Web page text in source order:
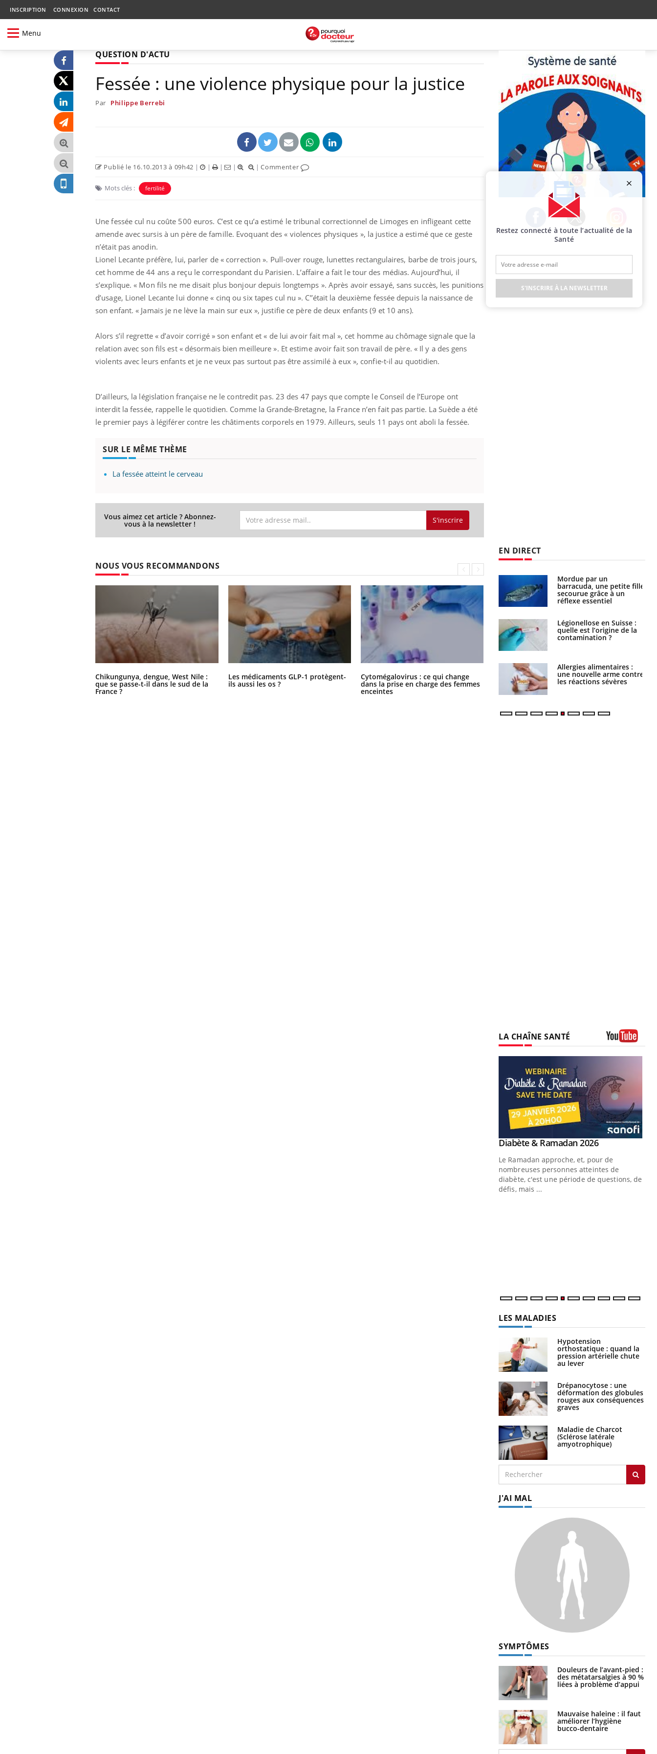
INSCRIPTION CONNEXION CONTACT
Menu
QUESTION D'ACTU
Fessée : une violence physique pour la justice
Par Philippe Berrebi
Publié le 16.10.2013 à 09h42 | | | | |Commenter
Mots clés : fertilité
Une fessée cul nu coûte 500 euros. C’est ce qu’a estimé le tribunal correctionnel de Limoges en infligeant cette
amende avec sursis à un père de famille. Evoquant des « violences physiques », la justice a estimé que ce geste
n’était pas anodin.
Lionel Lecante préfère, lui, parler de « correction ». Pull-over rouge, lunettes rectangulaires, barbe de trois jours,
cet homme de 44 ans a reçu le correspondant du Parisien. L’affaire a fait le tour des médias. Aujourd’hui, il
s’explique. « Mon fils ne me disait plus bonjour depuis longtemps ». Après avoir essayé, sans succès, les punitions
d’usage, Lionel Lecante lui donne « cinq ou six tapes cul nu ». C’’était la deuxième fessée depuis la naissance de
son enfant. « Jamais je ne lève la main sur eux », justifie ce père de deux enfants (9 et 10 ans).
Alors s’il regrette « d’avoir corrigé » son enfant et « de lui avoir fait mal », cet homme au chômage signale que la
relation avec son fils est « désormais bien meilleure ». Et estime avoir fait son travail de père. « Il y a des gens
violents avec leurs enfants et je ne veux pas surtout pas être assimilé à eux », confie-t-il au quotidien.
D’ailleurs, la législation française ne le contredit pas. 23 des 47 pays que compte le Conseil de l’Europe ont
interdit la fessée, rappelle le quotidien. Comme la Grande-Bretagne, la France n’en fait pas partie. La Suède a été
le premier pays à légiférer contre les châtiments corporels en 1979. Ailleurs, seuls 11 pays ont aboli la fessée.
SUR LE MÊME THÈME
La fessée atteint le cerveau
Vous aimez cet article ? Abonnez-
vous à la newsletter ! S'inscrire
NOUS VOUS RECOMMANDONS
Chikungunya, dengue, West Nile :
que se passe-t-il dans le sud de la
France ?
Les médicaments GLP-1 protègent-
ils aussi les os ?
Cytomégalovirus : ce qui change
dans la prise en charge des femmes
enceintes
La sieste empêche-t-elle de dormir
la nuit ?
Facebook Twitter Instagram
EN DIRECT
Fortes chaleurs :
pourquoi le risque de
noyade grimpe-t-il ?
Le Viagra pourrait-il
freiner la propagation du
cancer ?
de protéines pourrait
finalement être bénéfique
Grossesse et chaleur : ce
que dit la science
Le smartphone nuit-il à
l'apprentissage de la
lecture ?
vacances, elle reste dans
le coma pendant 42 jours
Mordue par un
barracuda, une petite fille
secourue grâce à un
réflexe essentiel
Légionellose en Suisse :
quelle est l’origine de la
contamination ?
Allergies alimentaires :
une nouvelle arme contre
les réactions sévères
Comment gérer le
sommeil des enfants en
vacances ?
Bilan prévention : ce que
les kinés pourront
bientôt faire
TDAH : quel est ce
traitement autorisé aux
États-Unis ?
LA CHAÎNE SANTÉ
Youtube
Diabète & Ramadan 2026Youtube
Le Ramadan approche, et, pour de
nombreuses personnes atteintes de
diabète, c'est une période de questions, de
défis, mais ...
LES MALADIES
Hypotension
orthostatique : quand la
pression artérielle chute
au lever
Drépanocytose : une
déformation des globules
rouges aux conséquences
graves
Maladie de Charcot
(Sclérose latérale
amyotrophique)
J'AI MAL
SYMPTÔMES
Douleurs de l’avant-pied :
des métatarsalgies à 90 %
liées à problème d’appui
Mauvaise haleine : il faut
améliorer l’hygiène
bucco-dentaire
Restez connecté à toute l’actualité de la
Santé
S'INSCRIRE À LA NEWSLETTER